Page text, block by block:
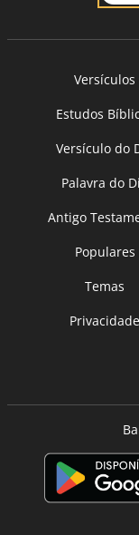
Versículos
Estudos
Versículo do
Palavra do
Antigo
Populares
Temas
Privacidade